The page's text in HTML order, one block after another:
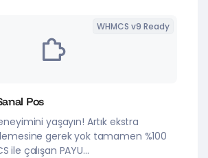
WHMCS v9 Ready
Pos
yaşayın! Artık ekstra
gerek yok tamamen %100
ile çalışan PAYU...